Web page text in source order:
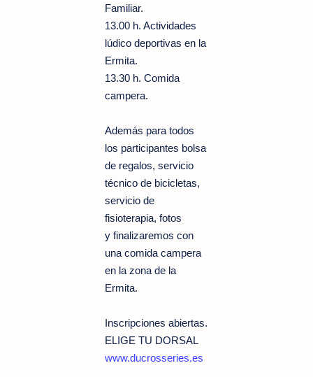
Familiar.
13.00 h. Actividades
lúdico deportivas en la
Ermita.
13.30 h. Comida
campera.
Además para todos
los participantes bolsa
de regalos, servicio
técnico de bicicletas,
servicio de
fisioterapia, fotos
y finalizaremos con
una comida campera
en la zona de la
Ermita.
Inscripciones abiertas.
ELIGE TU DORSAL
www.ducrosseries.es